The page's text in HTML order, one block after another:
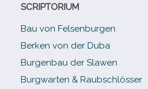
SCRIPTORIUM
Bau von Felsenburgen
Berken von der Duba
Burgenbau der Slawen
Burgwarten & Raubschlösser